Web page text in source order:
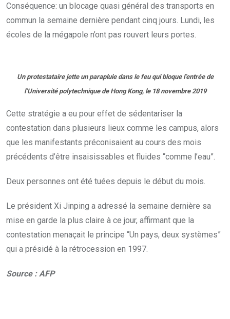
Conséquence: un blocage quasi général des transports en
commun la semaine dernière pendant cinq jours. Lundi, les
écoles de la mégapole n’ont pas rouvert leurs portes.
Un protestataire jette un parapluie dans le feu qui bloque l’entrée de
l’Université polytechnique de Hong Kong, le 18 novembre 2019
Cette stratégie a eu pour effet de sédentariser la
contestation dans plusieurs lieux comme les campus, alors
que les manifestants préconisaient au cours des mois
précédents d’être insaisissables et fluides “comme l’eau”.
Deux personnes ont été tuées depuis le début du mois.
Le président Xi Jinping a adressé la semaine dernière sa
mise en garde la plus claire à ce jour, affirmant que la
contestation menaçait le principe “Un pays, deux systèmes”
qui a présidé à la rétrocession en 1997.
Source : AFP